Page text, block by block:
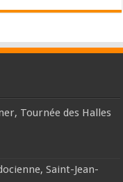
Tournée des Halles
Saint-Jean-